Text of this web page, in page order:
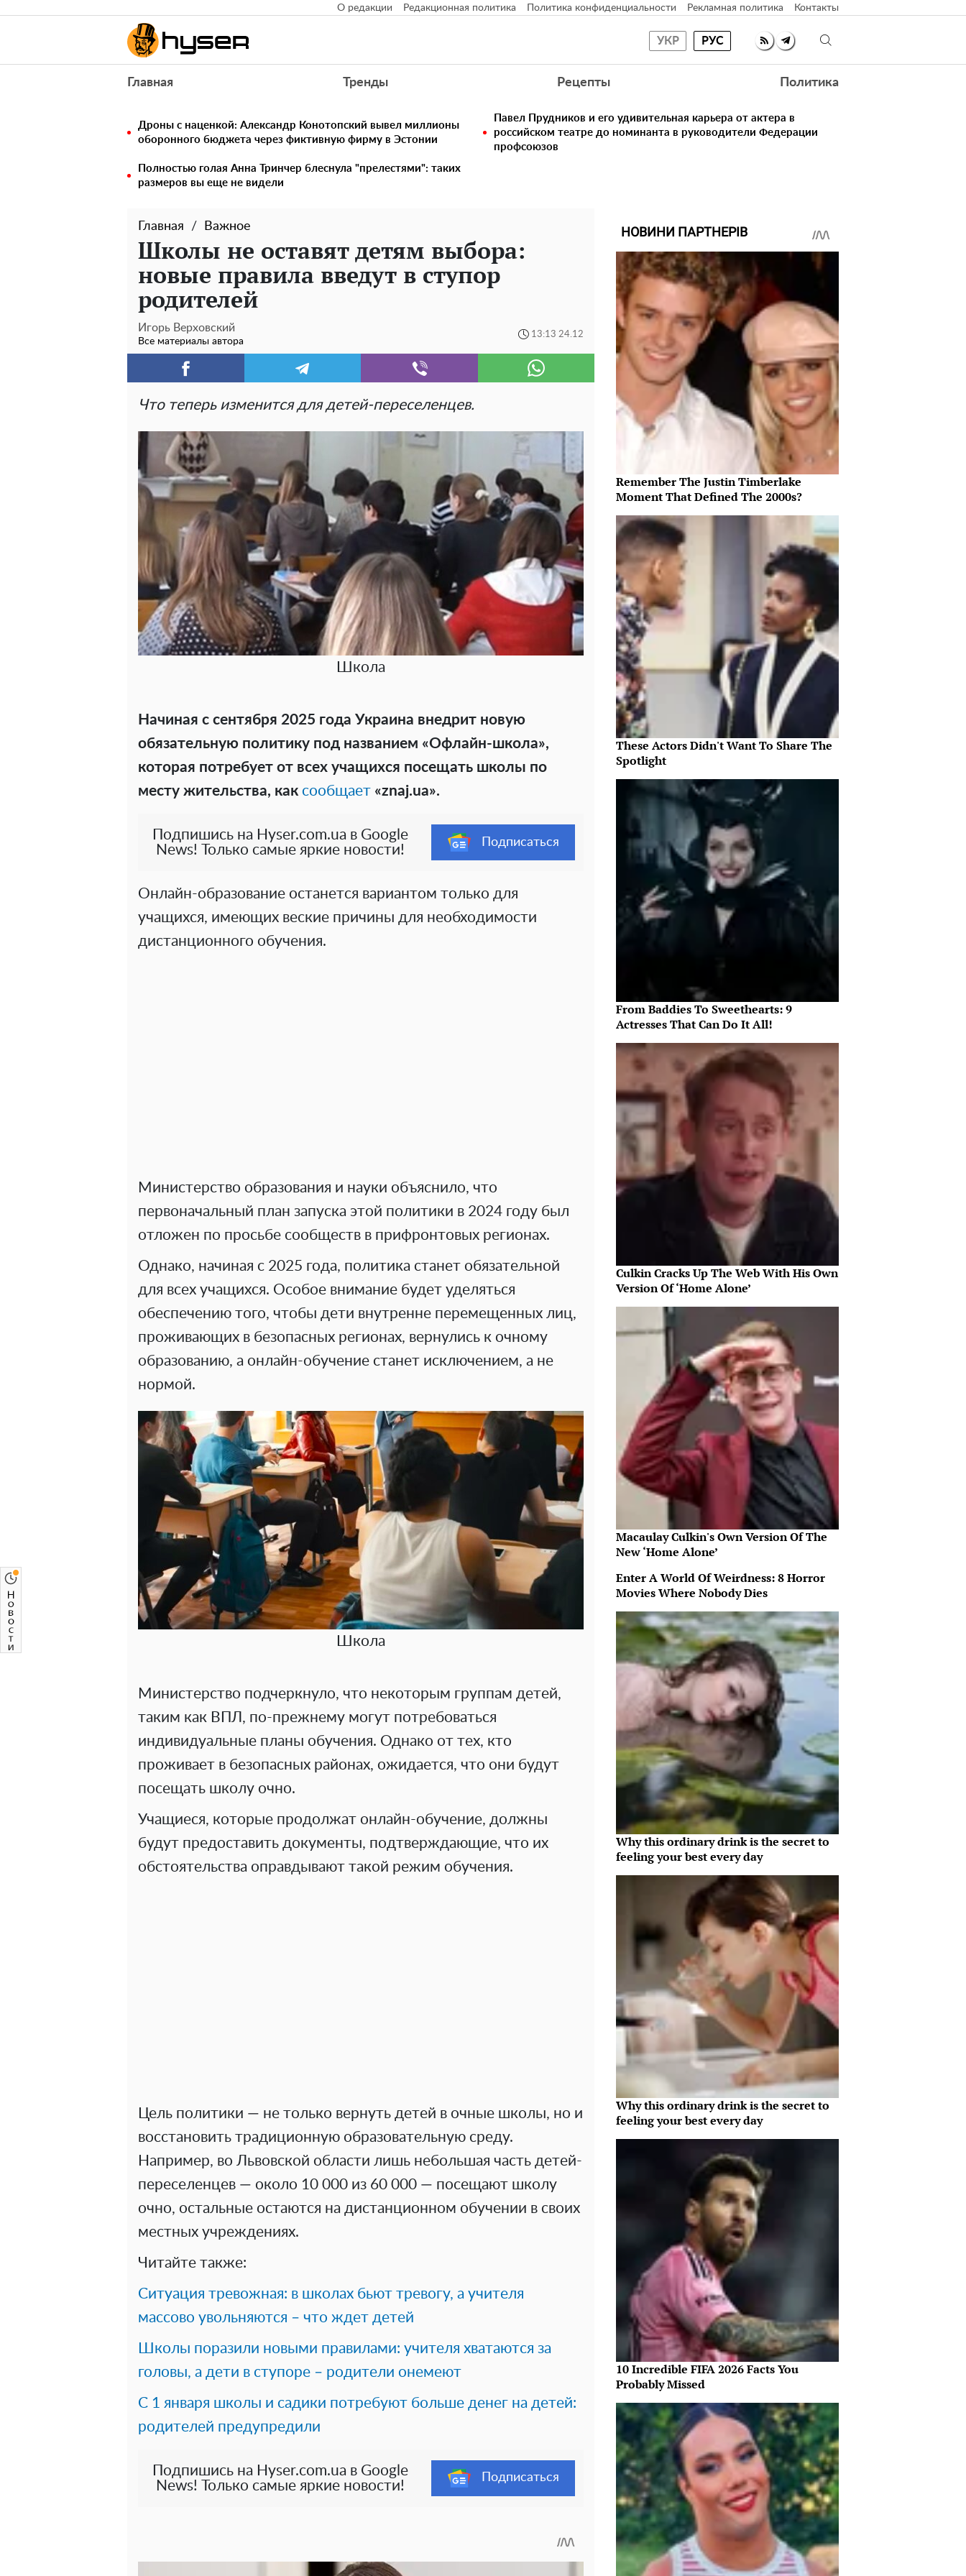
О редакции Редакционная политика Политика конфиденциальности Рекламная политика Контакты
УКР РУС
Главная Тренды Рецепты Политика
Дроны с наценкой: Александр Конотопский вывел миллионы
оборонного бюджета через фиктивную фирму в Эстонии
Павел Прудников и его удивительная карьера от актера в
российском театре до номинанта в руководители Федерации
профсоюзов
Полностью голая Анна Тринчер блеснула "прелестями": таких
размеров вы еще не видели
Главная Важное
Школы не оставят детям выбора:
новые правила введут в ступор
родителей
Игорь Верховский
Все материалы автора
13:13 24.12
Что теперь изменится для детей-переселенцев.
Школа
Начиная с сентября 2025 года Украина внедрит новую
обязательную политику под названием «Офлайн-школа»,
которая потребует от всех учащихся посещать школы по
месту жительства, как сообщает «znaj.ua».
Подпишись на Hyser.com.ua в Google
News! Только самые яркие новости!
Подписаться
Онлайн-образование останется вариантом только для
учащихся, имеющих веские причины для необходимости
дистанционного обучения.
Министерство образования и науки объяснило, что
первоначальный план запуска этой политики в 2024 году был
отложен по просьбе сообществ в прифронтовых регионах.
Однако, начиная с 2025 года, политика станет обязательной
для всех учащихся. Особое внимание будет уделяться
обеспечению того, чтобы дети внутренне перемещенных лиц,
проживающих в безопасных регионах, вернулись к очному
образованию, а онлайн-обучение станет исключением, а не
нормой.
Школа
Министерство подчеркнуло, что некоторым группам детей,
таким как ВПЛ, по-прежнему могут потребоваться
индивидуальные планы обучения. Однако от тех, кто
проживает в безопасных районах, ожидается, что они будут
посещать школу очно.
Учащиеся, которые продолжат онлайн-обучение, должны
будут предоставить документы, подтверждающие, что их
обстоятельства оправдывают такой режим обучения.
Цель политики — не только вернуть детей в очные школы, но и
восстановить традиционную образовательную среду.
Например, во Львовской области лишь небольшая часть детей-
переселенцев — около 10 000 из 60 000 — посещают школу
очно, остальные остаются на дистанционном обучении в своих
местных учреждениях.
Читайте также:
Ситуация тревожная: в школах бьют тревогу, а учителя
массово увольняются – что ждет детей
Школы поразили новыми правилами: учителя хватаются за
головы, а дети в ступоре – родители онемеют
С 1 января школы и садики потребуют больше денег на детей:
родителей предупредили
Подпишись на Hyser.com.ua в Google
News! Только самые яркие новости!
Подписаться
НОВИНИ ПАРТНЕРІВ
Remember The Justin Timberlake
Moment That Defined The 2000s?
These Actors Didn't Want To Share The
Spotlight
From Baddies To Sweethearts: 9
Actresses That Can Do It All!
Culkin Cracks Up The Web With His Own
Version Of ‘Home Alone’
Macaulay Culkin's Own Version Of The
New ‘Home Alone’
Enter A World Of Weirdness: 8 Horror
Movies Where Nobody Dies
Why this ordinary drink is the secret to
feeling your best every day
Why this ordinary drink is the secret to
feeling your best every day
10 Incredible FIFA 2026 Facts You
Probably Missed